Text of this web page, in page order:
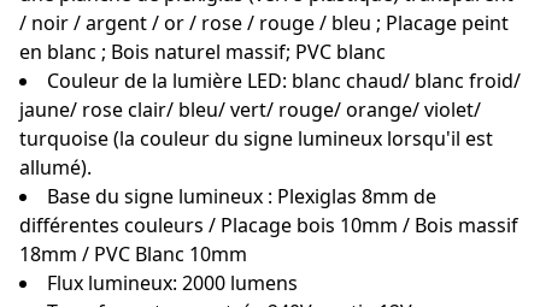
/ noir / argent / or / rose / rouge / bleu ; Placage peint
en blanc ; Bois naturel massif; PVC blanc
Couleur de la lumière LED: blanc chaud/ blanc froid/
jaune/ rose clair/ bleu/ vert/ rouge/ orange/ violet/
turquoise (la couleur du signe lumineux lorsqu'il est
allumé).
Base du signe lumineux : Plexiglas 8mm de
différentes couleurs / Placage bois 10mm / Bois massif
18mm / PVC Blanc 10mm
Flux lumineux: 2000 lumens